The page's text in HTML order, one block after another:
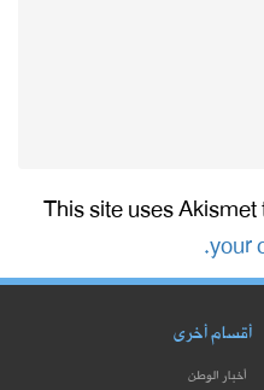
This site uses
your
أقسام أخرى
أخبار الوطن